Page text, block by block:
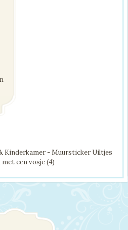
Kinderkamer - Muursticker Uiltjes
een vosje (4)